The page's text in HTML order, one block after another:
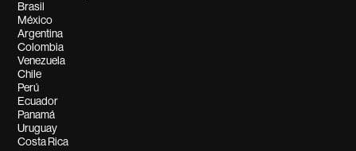
Brasil
México
Argentina
Colombia
Venezuela
Chile
Perú
Ecuador
Panamá
Uruguay
Costa Rica